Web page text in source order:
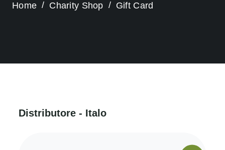
Home Charity Shop Gift Card
Distri butore - Italo